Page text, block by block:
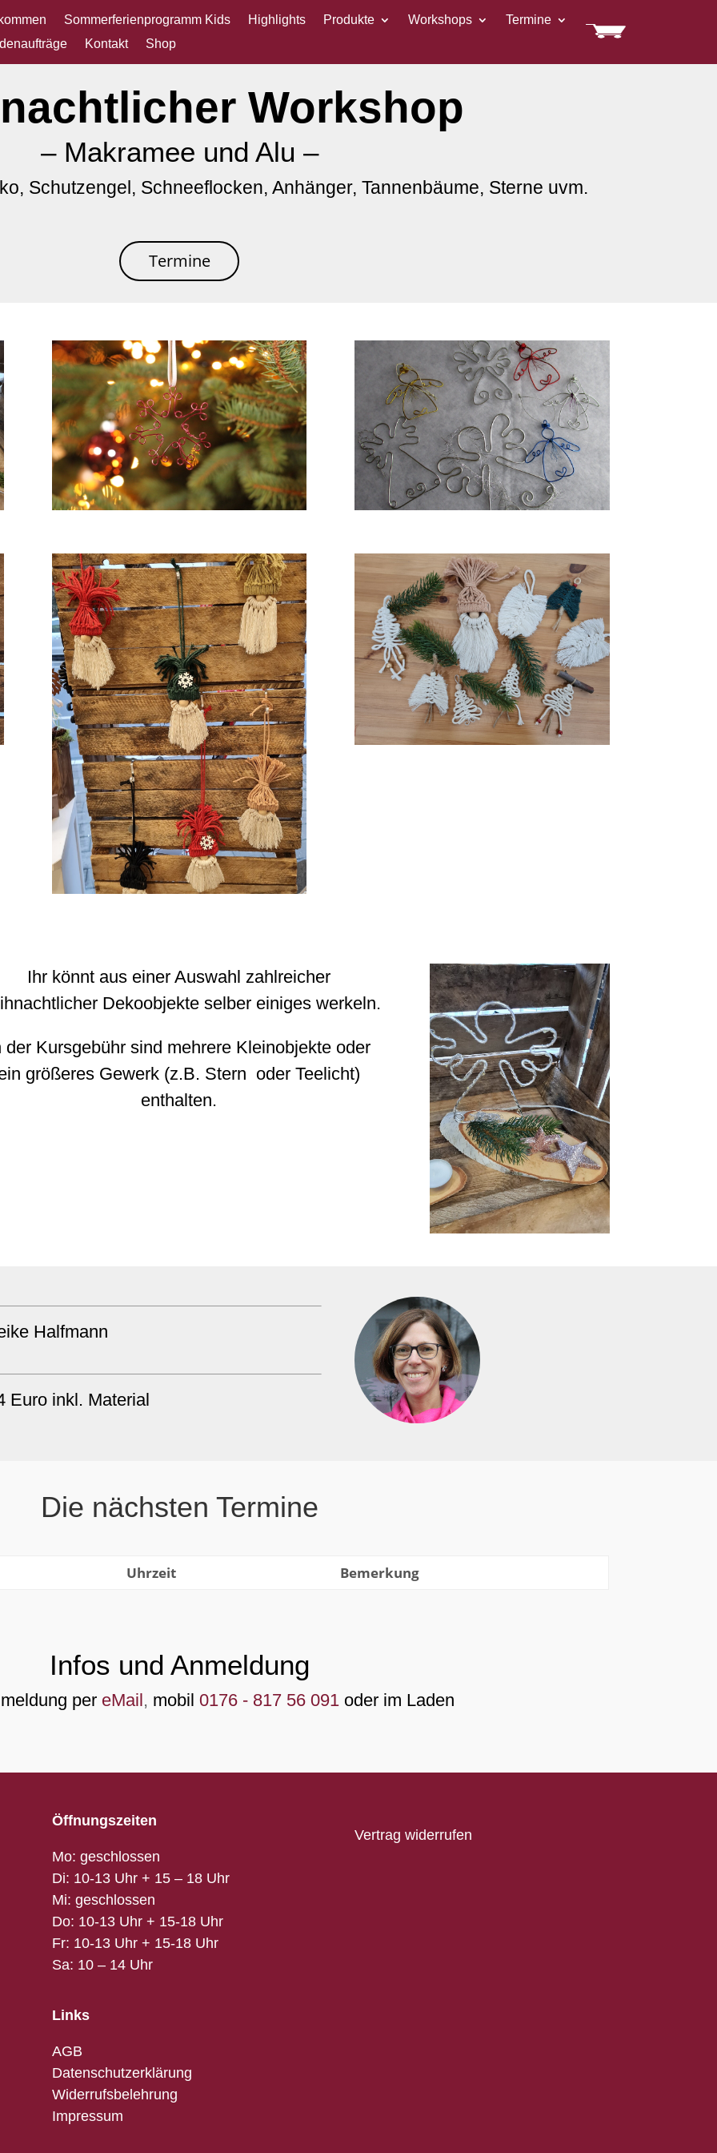
Sommerferienprogramm Kids Highlights Produkte Workshops
Termine
Kontakt Shop
Workshop
– Makramee und Alu –
Schutzengel, Schneeflocken, Anhänger, Tannenbäume, Sterne uvm.
Termine
Ihr könnt aus einer Auswahl zahlreicher
Dekoobjekte selber einiges werkeln.
der Kursgebühr sind mehrere Kleinobjekte oder
größeres Gewerk (z.B. Stern oder Teelicht)
enthalten.
Halfmann
Euro inkl. Material
Die nächsten Termine
Uhrzeit Bemerkung
Infos und Anmeldung
per eMail, mobil 0176 - 817 56 091 oder im Laden
Öffnungszeiten
Mo: geschlossen
Di: 10-13 Uhr + 15 – 18 Uhr
Mi: geschlossen
Do: 10-13 Uhr + 15-18 Uhr
Fr: 10-13 Uhr + 15-18 Uhr
Sa: 10 – 14 Uhr
Links
AGB
Datenschutzerklärung
Widerrufsbelehrung
Impressum
Vertrag widerrufen